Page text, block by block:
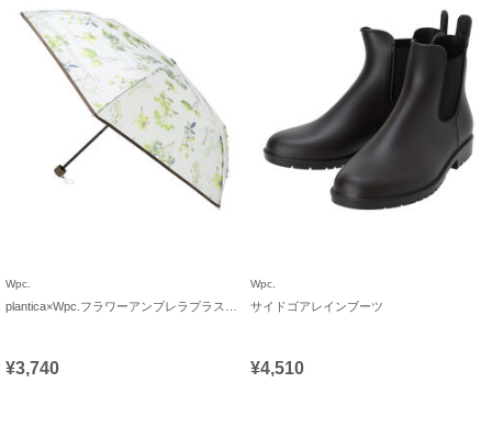
Wpc.
¥3,740
Wpc.
サイドゴアレインブーツ
¥4,510